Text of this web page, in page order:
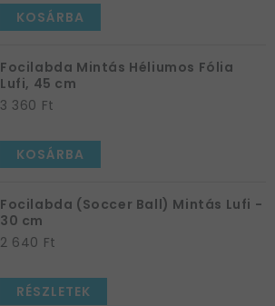
KOSÁRBA
Focilabda Mintás Héliumos Fólia
Lufi, 45 cm
3 360 Ft
KOSÁRBA
Focilabda (Soccer Ball) Mintás Lufi -
30 cm
2 640 Ft
RÉSZLETEK